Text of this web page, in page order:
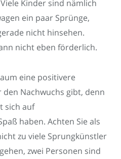
Kinder sind nämlich
ein paar Sprünge,
nicht hinsehen.
nicht eben förderlich.
eine positivere
Nachwuchs gibt, denn
sich auf
haben. Achten Sie als
zu viele Sprungkünstler
zwei Personen sind